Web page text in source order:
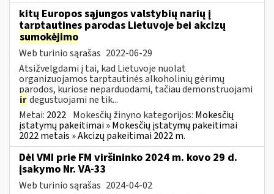
kitų Europos sąjungos valstybių narių į
tarptautines parodas Lietuvoje bei akcizų
sumokėjimo
Web turinio sąrašas 2022-06-29
Atsižvelgdami į tai, kad Lietuvoje nuolat
organizuojamos tarptautinės alkoholinių gėrimų
parodos, kuriose neparduodami, tačiau demonstruojami
irdegustuojami ne tik...
Metai: 2022 Mokesčių žinyno kategorijos: Mokesčių
įstatymų pakeitimai » Mokesčių įstatymų pakeitimai
2022 metais » Akcizų pakeitimai 2022 m.
Dėl VMI prie FM viršininko 2024 m. kovo 29 d.
įsakymo Nr. VA-33
Web turinio sąrašas 2024-04-02